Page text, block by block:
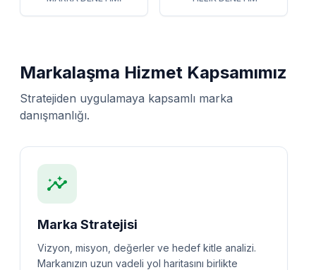
Markalaşma Hizmet Kapsamımız
Stratejiden uygulamaya kapsamlı marka
danışmanlığı.
insights
Marka Stratejisi
Vizyon, misyon, değerler ve hedef kitle analizi.
Markanızın uzun vadeli yol haritasını birlikte